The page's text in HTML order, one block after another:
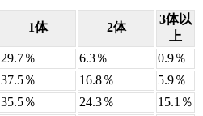
1体 2体
3体以
上
29.7％ 6.3％
0.9％
37.5％ 16.8％
5.9％
35.5％ 24.3％
15.1％